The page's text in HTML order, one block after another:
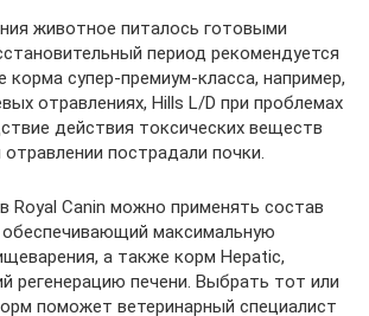
животное питалось готовыми
период рекомендуется
корма супер-премиум-класса, например,
отравлениях, Hills L/D при проблемах
действия токсических веществ
отравлении пострадали почки.
Royal Canin можно применять состав
максимальную
а также корм Hepatic,
регенерацию печени. Выбрать тот или
поможет ветеринарный специалист